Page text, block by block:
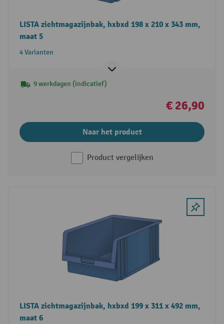
LISTA zichtmagazijnbak, hxbxd 198 x 210 x 343 mm,
maat 5
4 Varianten
9 werkdagen (indicatief)
€ 26,90
Naar het product
Product vergelijken
LISTA zichtmagazijnbak, hxbxd 199 x 311 x 492 mm,
maat 6